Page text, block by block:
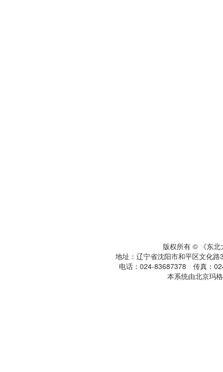
版权所有 © 《东北
地址：辽宁省沈阳市和平区文化
电话：024-83687378 传真：
本系统由北京玛